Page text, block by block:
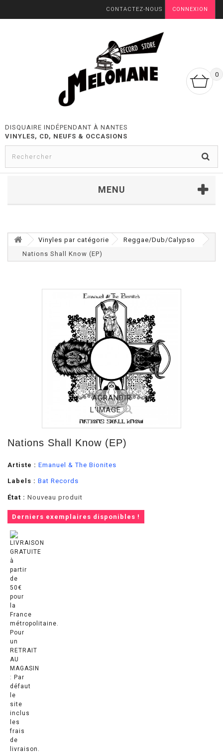
CONNEXION
CONTACTEZ-NOUS
0
DISQUAIRE INDÉPENDANT À NANTES
VINYLES, CD, NEUFS & OCCASIONS
MENU
Vinyles par catégorie
Reggae/Dub/Calypso
Nations Shall Know (EP)
AGRANDIR
L'IMAGE
Nations Shall Know (EP)
Artiste : Emanuel & The Bionites
Labels : Bat Records
État : Nouveau produit
Derniers exemplaires disponibles !